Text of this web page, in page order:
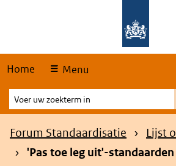
Home Menu
Voer
uw
zoekterm
Kruimelpad
Forum Standaardisatie
Lijst
'Pas toe leg uit'-